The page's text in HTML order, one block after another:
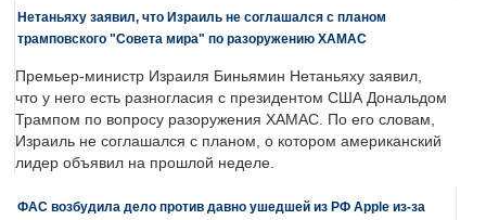
Нетаньяху заявил, что Израиль не соглашался с планом
трамповского "Совета мира" по разоружению ХАМАС
Премьер-министр Израиля Биньямин Нетаньяху заявил,
что у него есть разногласия с президентом США Дональдом
Трампом по вопросу разоружения ХАМАС. По его словам,
Израиль не соглашался с планом, о котором американский
лидер объявил на прошлой неделе.
ФАС возбудила дело против давно ушедшей из РФ Apple из-за